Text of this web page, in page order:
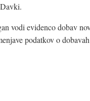
vodi evidenco dobav
podatkov o